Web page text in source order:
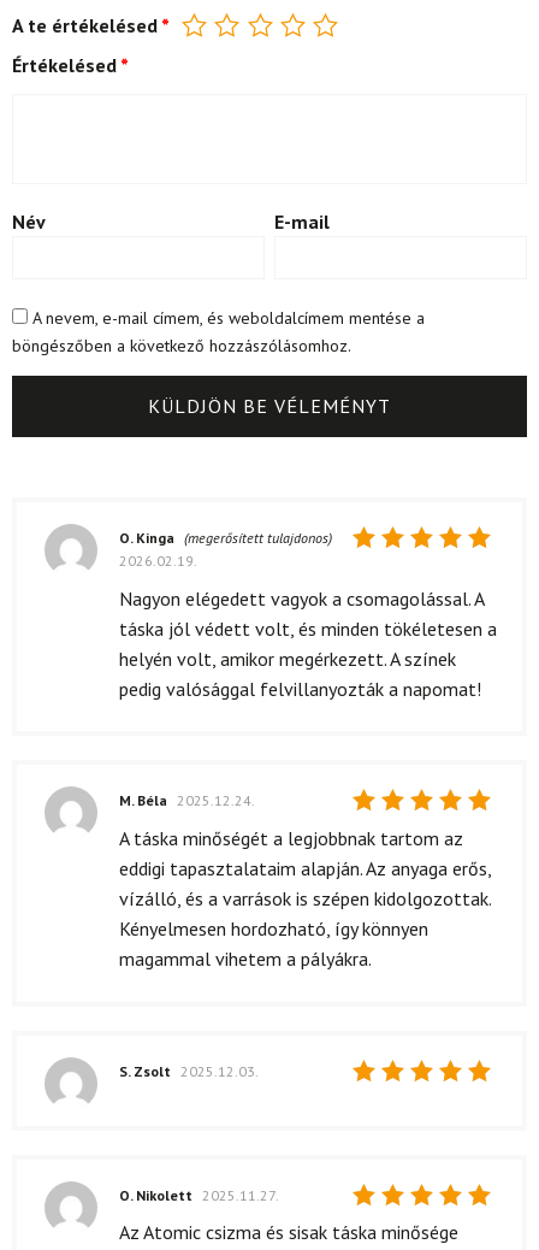
A te értékelésed *
Értékelésed *
Név E-mail
A nevem, e-mail címem, és weboldalcímem mentése a
böngészőben a következő hozzászólásomhoz.
5/ 5
O. Kinga (megerősített tulajdonos)
2026.02.19.
Nagyon elégedett vagyok a csomagolással. A
táska jól védett volt, és minden tökéletesen a
helyén volt, amikor megérkezett. A színek
pedig valósággal felvillanyozták a napomat!
Értékelés:
M. Béla 2025.12.24.
A táska minőségét a legjobbnak tartom az
eddigi tapasztalataim alapján. Az anyaga erős,
vízálló, és a varrások is szépen kidolgozottak.
Kényelmesen hordozható, így könnyen
magammal vihetem a pályákra.
S. Zsolt 2025.12.03.
Értékelés:
O. Nikolett 2025.11.27.
Az Atomic csizma és sisak táska minősége